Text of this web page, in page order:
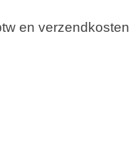
en verzendkosten